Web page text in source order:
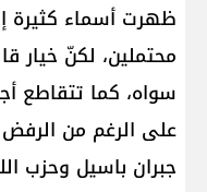
ظهرت أسماء كثيرة
محتملين، لكنّ خيار
سواه، كما تتقاطع
على الرغم من الرفض
جبران باسيل وحزب